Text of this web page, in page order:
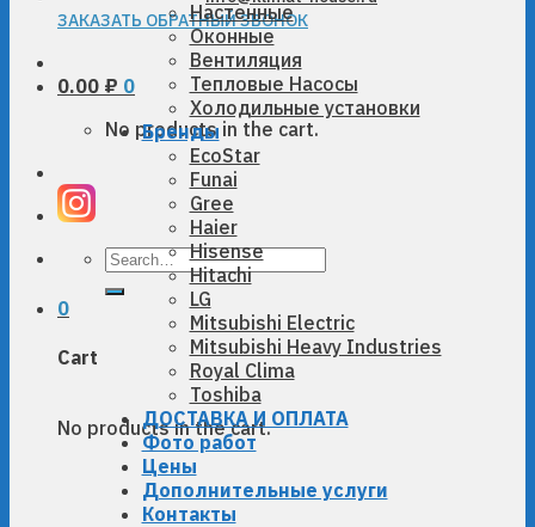
ЗАКАЗАТЬ ОБРАТНЫЙ ЗВОНОК
0.00 ₽ 0
No products in the cart.
Search
0
Cart
No products in the cart.
Настенные
Оконные
Вентиляция
Тепловые Насосы
Холодильные установки
Бренды
EcoStar
Funai
Gree
Haier
Hisense
Hitachi
LG
Mitsubishi Electric
Mitsubishi Heavy Industries
Royal Clima
Toshiba
ДОСТАВКА И ОПЛАТА
Фото работ
Цены
Дополнительные услуги
Контакты